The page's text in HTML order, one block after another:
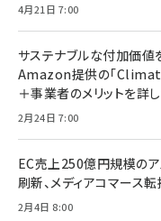
4月21日 7:00
サステナブルな付加価値
Amazon提供の「
＋事業者のメリットを詳
2月24日 7:00
EC売上250億円規模の
刷新、メディアコマース
2月4日 8:00